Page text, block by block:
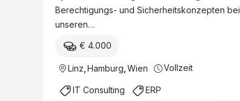
Berechtigungs- und Sicherheitskonzepten bei
unseren…
€ 4.000
Linz Hamburg Wien Vollzeit
IT Consulting ERP